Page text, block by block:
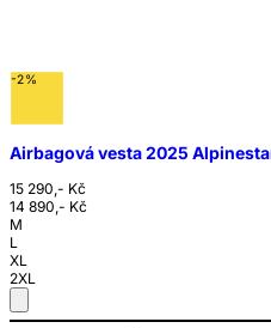
-2%
Airbagová vesta 2025
15 290,- Kč
14 890,- Kč
M
L
XL
2XL